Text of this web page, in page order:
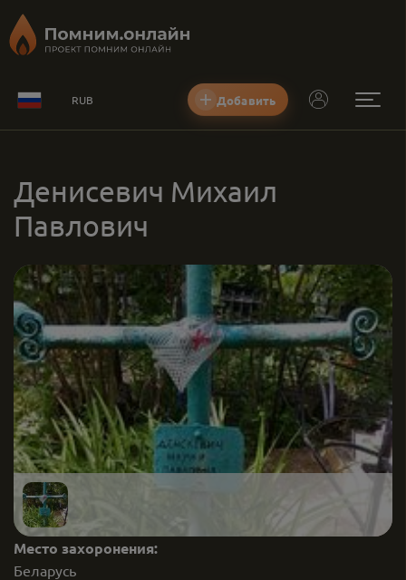
RUB Добавить
Денисевич Михаил
Павлович
Место захоронения:
Беларусь